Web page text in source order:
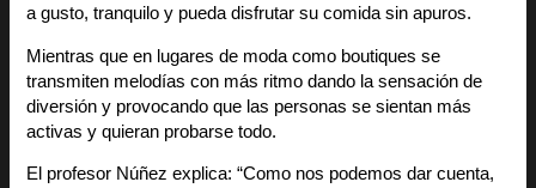
a gusto, tranquilo y pueda disfrutar su comida sin apuros.
Mientras que en lugares de moda como boutiques se
transmiten melodías con más ritmo dando la sensación de
diversión y provocando que las personas se sientan más
activas y quieran probarse todo.
El profesor Núñez explica: “Como nos podemos dar cuenta,